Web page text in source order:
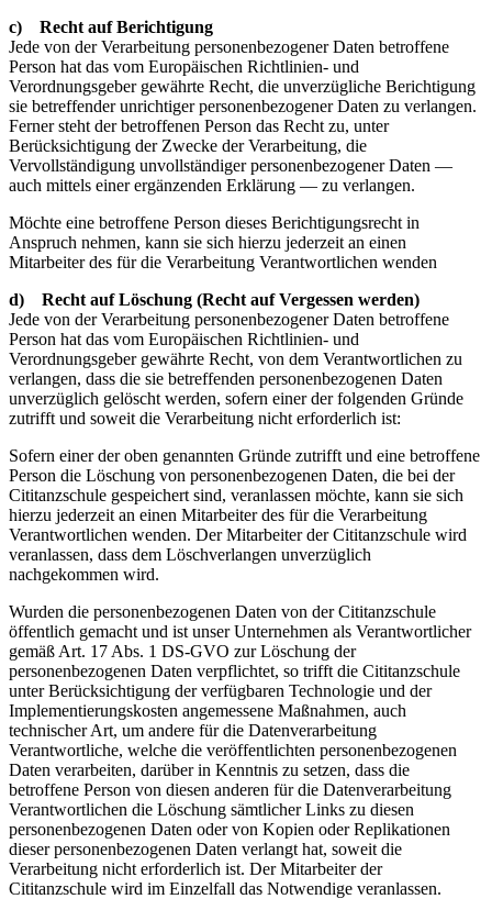
c) Recht auf Berichtigung
Jede von der Verarbeitung personenbezogener Daten betroffene
Person hat das vom Europäischen Richtlinien- und
Verordnungsgeber gewährte Recht, die unverzügliche Berichtigung
sie betreffender unrichtiger personenbezogener Daten zu verlangen.
Ferner steht der betroffenen Person das Recht zu, unter
Berücksichtigung der Zwecke der Verarbeitung, die
Vervollständigung unvollständiger personenbezogener Daten —
auch mittels einer ergänzenden Erklärung — zu verlangen.
Möchte eine betroffene Person dieses Berichtigungsrecht in
Anspruch nehmen, kann sie sich hierzu jederzeit an einen
Mitarbeiter des für die Verarbeitung Verantwortlichen wenden
d) Recht auf Löschung (Recht auf Vergessen werden)
Jede von der Verarbeitung personenbezogener Daten betroffene
Person hat das vom Europäischen Richtlinien- und
Verordnungsgeber gewährte Recht, von dem Verantwortlichen zu
verlangen, dass die sie betreffenden personenbezogenen Daten
unverzüglich gelöscht werden, sofern einer der folgenden Gründe
zutrifft und soweit die Verarbeitung nicht erforderlich ist:
Sofern einer der oben genannten Gründe zutrifft und eine betroffene
Person die Löschung von personenbezogenen Daten, die bei der
Cititanzschule gespeichert sind, veranlassen möchte, kann sie sich
hierzu jederzeit an einen Mitarbeiter des für die Verarbeitung
Verantwortlichen wenden. Der Mitarbeiter der Cititanzschule wird
veranlassen, dass dem Löschverlangen unverzüglich
nachgekommen wird.
Wurden die personenbezogenen Daten von der Cititanzschule
öffentlich gemacht und ist unser Unternehmen als Verantwortlicher
gemäß Art. 17 Abs. 1 DS-GVO zur Löschung der
personenbezogenen Daten verpflichtet, so trifft die Cititanzschule
unter Berücksichtigung der verfügbaren Technologie und der
Implementierungskosten angemessene Maßnahmen, auch
technischer Art, um andere für die Datenverarbeitung
Verantwortliche, welche die veröffentlichten personenbezogenen
Daten verarbeiten, darüber in Kenntnis zu setzen, dass die
betroffene Person von diesen anderen für die Datenverarbeitung
Verantwortlichen die Löschung sämtlicher Links zu diesen
personenbezogenen Daten oder von Kopien oder Replikationen
dieser personenbezogenen Daten verlangt hat, soweit die
Verarbeitung nicht erforderlich ist. Der Mitarbeiter der
Cititanzschule wird im Einzelfall das Notwendige veranlassen.